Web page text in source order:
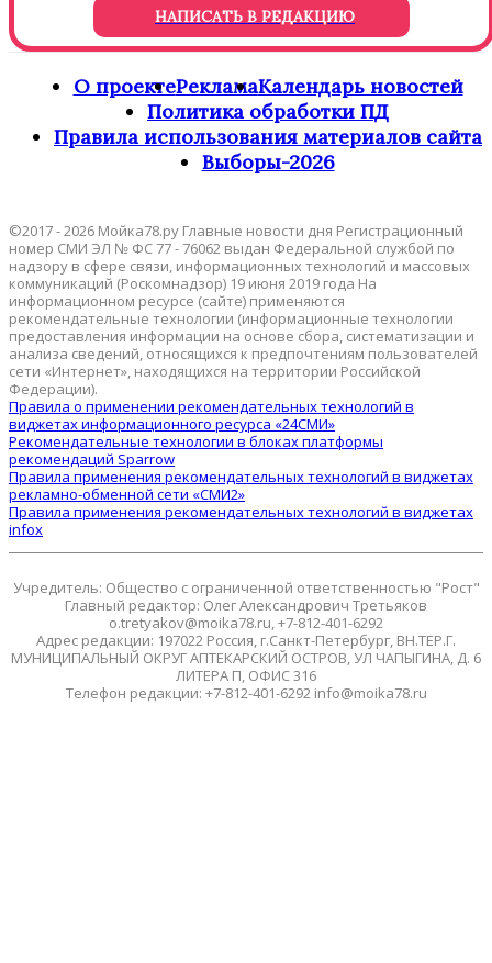
НАПИСАТЬ В РЕДАКЦИЮ
О проектеРекламаКалендарь новостей
Политика обработки ПД
Правила использования материалов сайта
Выборы-2026
©2017 - 2026 Мойка78.ру Главные новости дня Регистрационный
номер СМИ ЭЛ № ФС 77 - 76062 выдан Федеральной службой по
надзору в сфере связи, информационных технологий и массовых
коммуникаций (Роскомнадзор) 19 июня 2019 года На
информационном ресурсе (сайте) применяются
рекомендательные технологии (информационные технологии
предоставления информации на основе сбора, систематизации и
анализа сведений, относящихся к предпочтениям пользователей
сети «Интернет», находящихся на территории Российской
Федерации).
Правила о применении рекомендательных технологий в
виджетах информационного ресурса «24СМИ»
Рекомендательные технологии в блоках платформы
рекомендаций Sparrow
Правила применения рекомендательных технологий в виджетах
рекламно-обменной сети «СМИ2»
Правила применения рекомендательных технологий в виджетах
infox
Учредитель: Общество с ограниченной ответственностью "Рост"
Главный редактор: Олег Александрович Третьяков
o.tretyakov@moika78.ru, +7-812-401-6292
Адрес редакции: 197022 Россия, г.Санкт-Петербург, ВН.ТЕР.Г.
МУНИЦИПАЛЬНЫЙ ОКРУГ АПТЕКАРСКИЙ ОСТРОВ, УЛ ЧАПЫГИНА, Д. 6
ЛИТЕРА П, ОФИС 316
Телефон редакции: +7-812-401-6292 info@moika78.ru